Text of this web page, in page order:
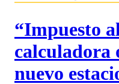
“Impuesto
calculadora
nuevo